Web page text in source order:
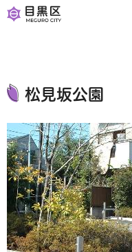
松見坂公園